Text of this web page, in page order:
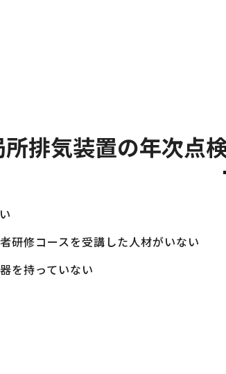
所排気装置の年次点
研修コースを受講した人材がいない
を持っていない